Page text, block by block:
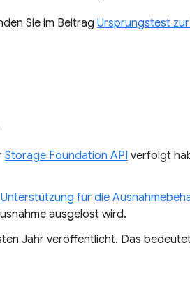
Sie im Beitrag Ursprungstest
Storage Foundation API verfolgt
Unterstützung für die
ausgelöst wird.
Jahr veröffentlicht. Das